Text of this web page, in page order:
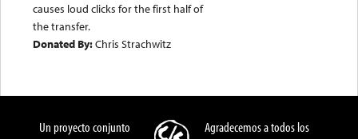
causes loud clicks for the first half of
the transfer.
Donated By:Chris Strachwitz
Un proyecto conjunto
Agradecemos a todos los